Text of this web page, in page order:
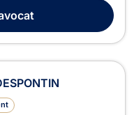
dans leurs enjeux
Son approc...